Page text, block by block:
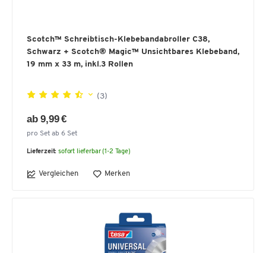
Scotch™ Schreibtisch-Klebebandabroller C38,
Schwarz + Scotch® Magic™ Unsichtbares Klebeband,
19 mm x 33 m, inkl.3 Rollen
(3)
ab 9,99 €
pro Set ab 6 Set
Lieferzeit: sofort lieferbar (1-2 Tage)
Vergleichen Merken